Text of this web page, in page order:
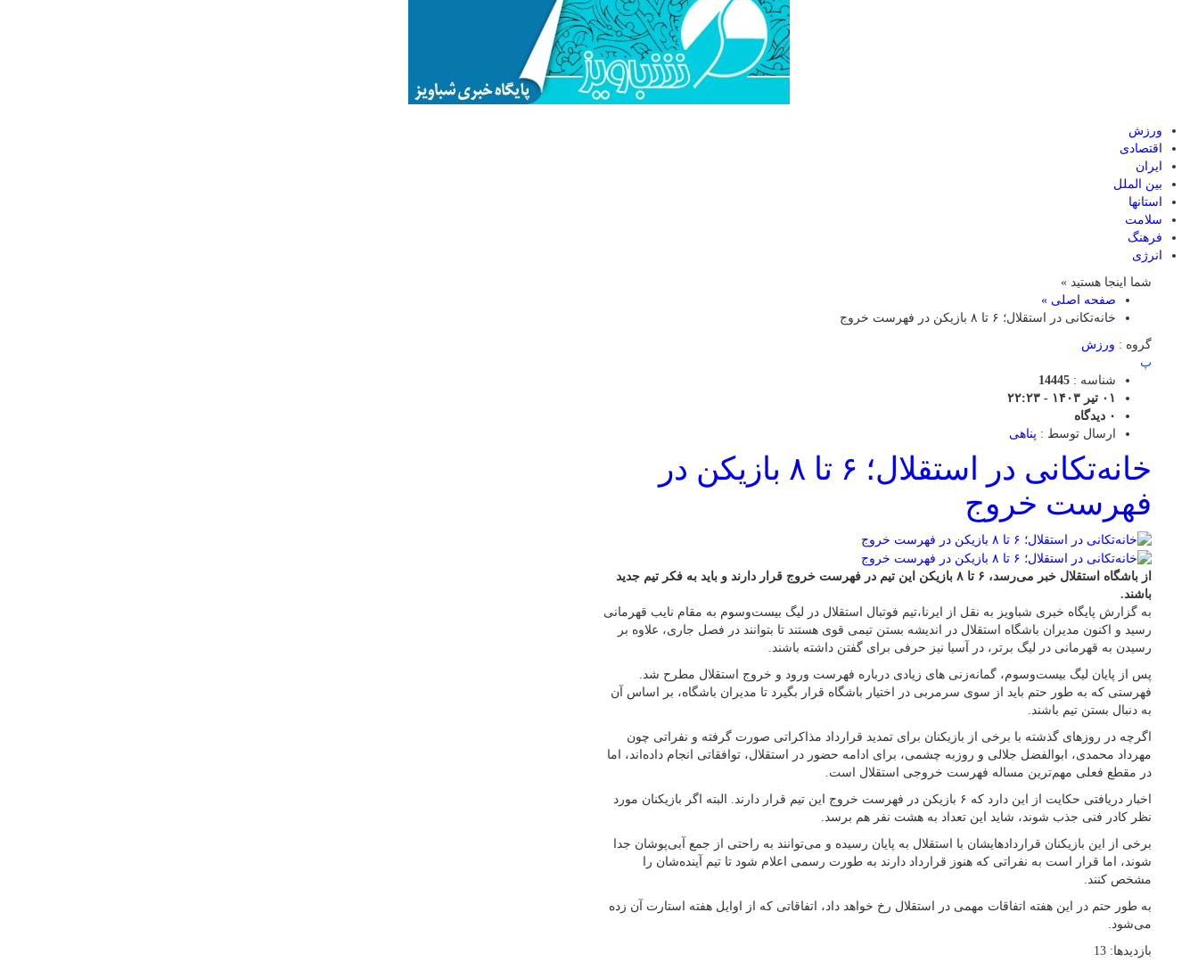
ورزش
اقتصادی
ایران
بین الملل
استانها
سلامت
فرهنگ
انرژی
شما اینجا هستید »
صفحه اصلی »
خانه‌تکانی در استقلال؛ ۶ تا ۸ بازیکن در فهرست خروج
گروه : ورزش
پ
شناسه : 14445
۰۱ تیر ۱۴۰۳ - ۲۲:۲۳
۰ دیدگاه
ارسال توسط : پناهی
خانه‌تکانی در استقلال؛ ۶ تا ۸ بازیکن در
فهرست خروج
از باشگاه استقلال خبر می‌رسد، ۶ تا ۸ بازیکن این تیم در فهرست خروج قرار دارند و باید به فکر تیم جدید
باشند.
به گزارش پایگاه خبری شباویز به نقل از ایرنا،تیم فوتبال استقلال در لیگ بیست‌وسوم به مقام نایب قهرمانی
رسید و اکنون مدیران باشگاه استقلال در اندیشه بستن تیمی قوی هستند تا بتوانند در فصل جاری، علاوه بر
رسیدن به قهرمانی در لیگ برتر، در آسیا نیز حرفی برای گفتن داشته باشند.
پس از پایان لیگ بیست‌وسوم، گمانه‌زنی های زیادی درباره فهرست ورود و خروج استقلال مطرح شد.
فهرستی که به طور حتم باید از سوی سرمربی در اختیار باشگاه قرار بگیرد تا مدیران باشگاه، بر اساس آن
به دنبال بستن تیم باشند.
اگرچه در روزهای گذشته با برخی از بازیکنان برای تمدید قرارداد مذاکراتی صورت گرفته و نفراتی چون
مهرداد محمدی، ابوالفضل جلالی و روزبه چشمی، برای ادامه حضور در استقلال، توافقاتی انجام داده‌اند، اما
در مقطع فعلی مهم‌ترین مساله فهرست خروجی استقلال است.
اخبار دریافتی حکایت از این دارد که ۶ بازیکن در فهرست خروج این تیم قرار دارند. البته اگر بازیکنان مورد
نظر کادر فنی جذب شوند، شاید این تعداد به هشت نفر هم برسد.
برخی از این بازیکنان قراردادهایشان با استقلال به پایان رسیده و می‌توانند به راحتی از جمع آبی‌پوشان جدا
شوند، اما قرار است به نفراتی که هنوز قرارداد دارند به طورت رسمی اعلام شود تا تیم آینده‌شان را
مشخص کنند.
به طور حتم در این هفته اتفاقات مهمی در استقلال رخ خواهد داد، اتفاقاتی که از اوایل هفته استارت آن زده
می‌شود.
بازدیدها: 13